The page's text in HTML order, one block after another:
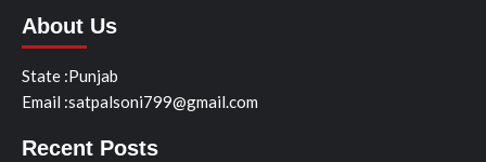
About Us
State :Punjab
Email :satpalsoni799@gmail.com
Recent Posts